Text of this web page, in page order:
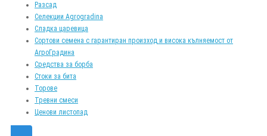
Разсад
Селекции Agrogradina
Сладка царевица
Сортови семена с гарантиран произход и висока кълняемост от
АгроГрадина
Средства за борба
Стоки за бита
Торове
Тревни смеси
Ценови листопад